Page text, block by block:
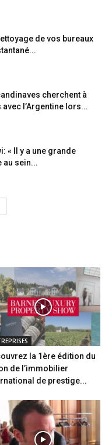
de vos bureaux
cherchent à
l’Argentine lors...
« Il y a une grande
au sein...
la 1ère édition du
de l’immobilier
de prestige...